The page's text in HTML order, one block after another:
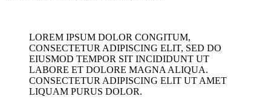
LOREM IPSUM DOLOR CONGITUM,
CONSECTETUR ADIPISCING ELIT, SED DO
EIUSMOD TEMPOR SIT INCIDIDUNT UT
LABORE ET DOLORE MAGNA ALIQUA.
CONSECTETUR ADIPISCING ELIT UT AMET
LIQUAM PURUS DOLOR.